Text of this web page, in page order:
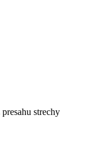
strechy